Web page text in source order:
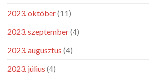
2023. október(11)
2023. szeptember(4)
2023. augusztus (4)
2023. július (4)